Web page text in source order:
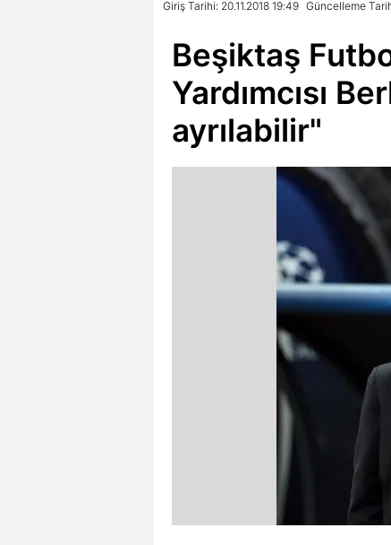
Giriş Tarihi: 20.11.2018 19:49 Güncelleme
Beşiktaş
Yardımcısı
ayrılabilir"